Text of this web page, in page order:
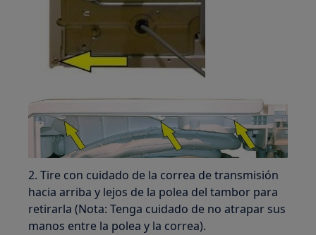
2. Tire con cuidado de la correa de transmisión
hacia arriba y lejos de la polea del tambor para
retirarla (Nota: Tenga cuidado de no atrapar sus
manos entre la polea y la correa).